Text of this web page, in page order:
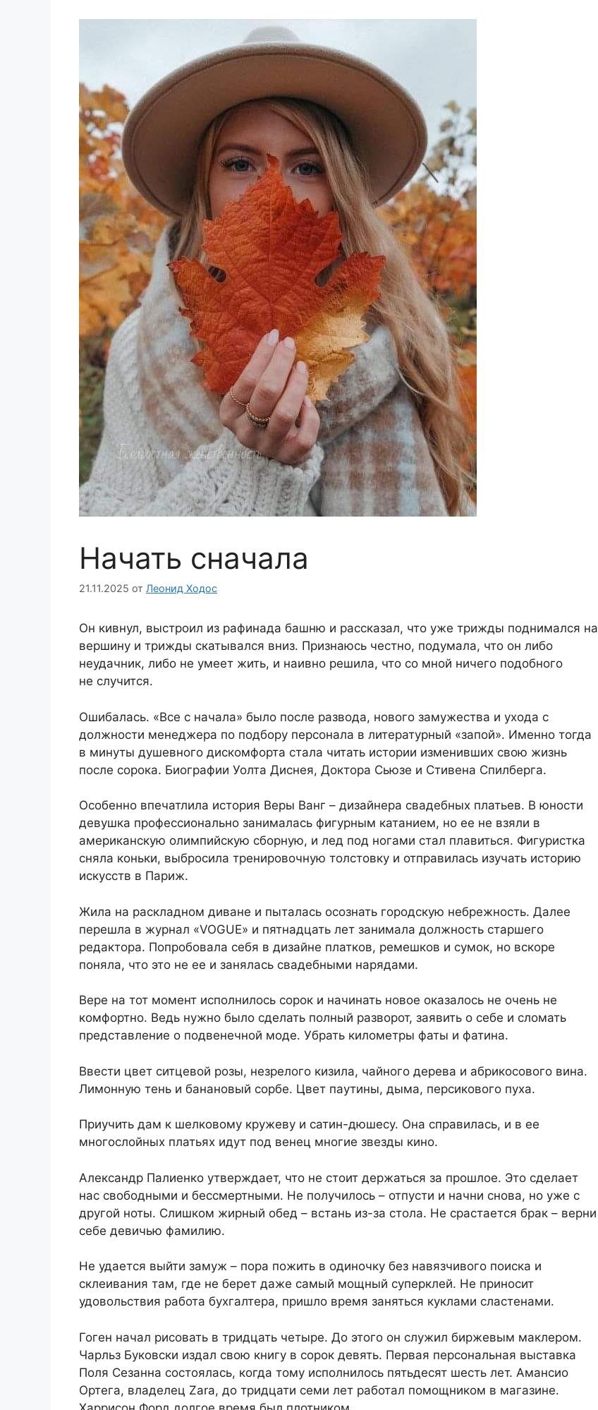
Начать сначала
21.11.2025 от Леонид Ходос
Он кивнул, выстроил из рафинада башню и рассказал, что уже трижды поднимался на
вершину и трижды скатывался вниз. Признаюсь честно, подумала, что он либо
неудачник, либо не умеет жить, и наивно решила, что со мной ничего подобного
не случится.
Ошибалась. «Все с начала» было после развода, нового замужества и ухода с
должности менеджера по подбору персонала в литературный «запой». Именно тогда
в минуты душевного дискомфорта стала читать истории изменивших свою жизнь
после сорока. Биографии Уолта Диснея, Доктора Сьюзе и Стивена Спилберга.
Особенно впечатлила история Веры Ванг – дизайнера свадебных платьев. В юности
девушка профессионально занималась фигурным катанием, но ее не взяли в
американскую олимпийскую сборную, и лед под ногами стал плавиться. Фигуристка
сняла коньки, выбросила тренировочную толстовку и отправилась изучать историю
искусств в Париж.
Жила на раскладном диване и пыталась осознать городскую небрежность. Далее
перешла в журнал «VOGUE» и пятнадцать лет занимала должность старшего
редактора. Попробовала себя в дизайне платков, ремешков и сумок, но вскоре
поняла, что это не ее и занялась свадебными нарядами.
Вере на тот момент исполнилось сорок и начинать новое оказалось не очень не
комфортно. Ведь нужно было сделать полный разворот, заявить о себе и сломать
представление о подвенечной моде. Убрать километры фаты и фатина.
Ввести цвет ситцевой розы, незрелого кизила, чайного дерева и абрикосового вина.
Лимонную тень и банановый сорбе. Цвет паутины, дыма, персикового пуха.
Приучить дам к шелковому кружеву и сатин-дюшесу. Она справилась, и в ее
многослойных платьях идут под венец многие звезды кино.
Александр Палиенко утверждает, что не стоит держаться за прошлое. Это сделает
нас свободными и бессмертными. Не получилось – отпусти и начни снова, но уже с
другой ноты. Слишком жирный обед – встань из-за стола. Не срастается брак – верни
себе девичью фамилию.
Не удается выйти замуж – пора пожить в одиночку без навязчивого поиска и
склеивания там, где не берет даже самый мощный суперклей. Не приносит
удовольствия работа бухгалтера, пришло время заняться куклами сластенами.
Гоген начал рисовать в тридцать четыре. До этого он служил биржевым маклером.
Чарльз Буковски издал свою книгу в сорок девять. Первая персональная выставка
Поля Сезанна состоялась, когда тому исполнилось пятьдесят шесть лет. Амансио
Ортега, владелец Zara, до тридцати семи лет работал помощником в магазине.